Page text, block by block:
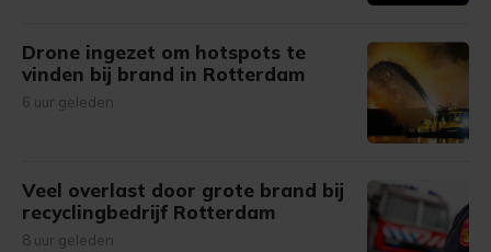
Drone ingezet om hotspots te
vinden bij brand in Rotterdam
6 uur geleden
Veel overlast door grote brand bij
recyclingbedrijf Rotterdam
8 uur geleden